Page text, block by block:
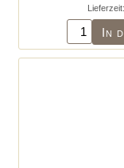
Lieferzeit:
In